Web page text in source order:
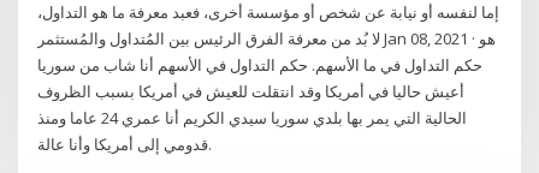
إما لنفسه أو نيابة عن شخص أو مؤسسة أخرى، فعبد معرفة ما هو التداول،
لا بُد من معرفة الفرق الرئيس بين المُتداول والمُستثمر Jan 08, 2021 · هو
حكم التداول في ما الأسهم. حكم التداول في الأسهم أنا شاب من سوريا
أعيش حاليا في أمريكا وقد انتقلت للعيش في أمريكا بسبب الظروف
الحالية التي يمر بها بلدي سوريا سيدي الكريم أنا عمري 24 عاما ومنذ
قدومي إلى أمريكا وأنا عالة.